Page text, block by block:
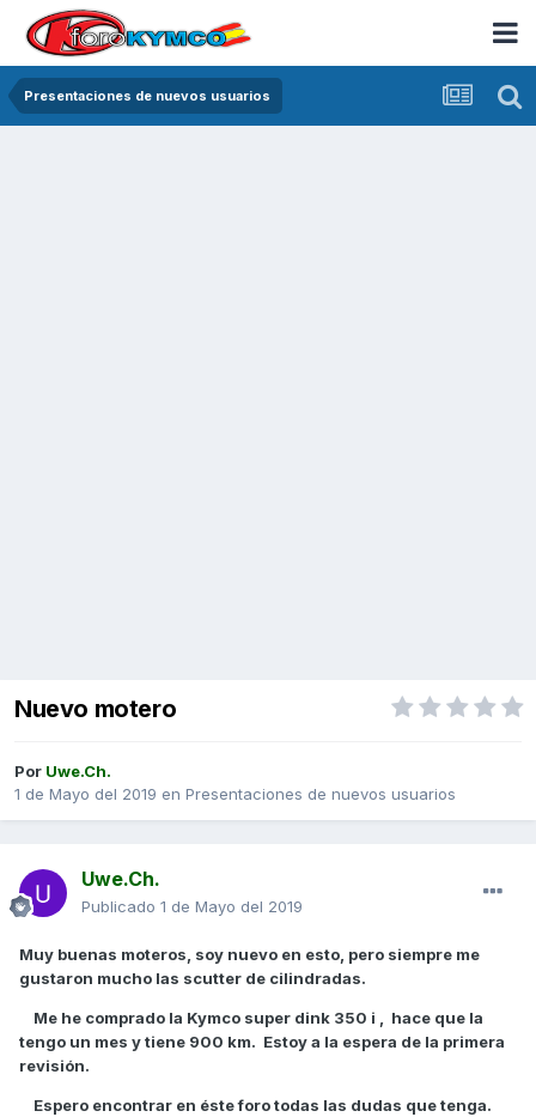
Presentaciones de nuevos usuarios
Nuevo motero
Por Uwe.Ch.
1 de Mayo del 2019 en Presentaciones de nuevos usuarios
Uwe.Ch.
Publicado 1 de Mayo del 2019
Muy buenas moteros, soy nuevo en esto, pero siempre me
gustaron mucho las scutter de cilindradas.
Me he comprado la Kymco super dink 350 i , hace que la
tengo un mes y tiene 900 km. Estoy a la espera de la primera
revisión.
Espero encontrar en éste foro todas las dudas que tenga.